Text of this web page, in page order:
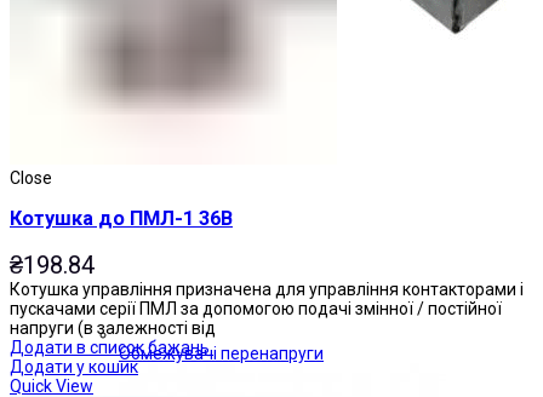
Обмежувачі перенапруги
Close
Котушка до ПМЛ-1 36В
₴198.84
Котушка управління призначена для управління контакторами і
пускачами серії ПМЛ за допомогою подачі змінної / постійної
напруги (в залежності від
Додати в список бажань
Додати у кошик
Quick View